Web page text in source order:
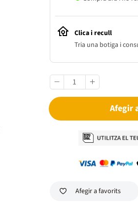
Clica i recull
Tria una botiga i
Afegir
Afegir a favorits